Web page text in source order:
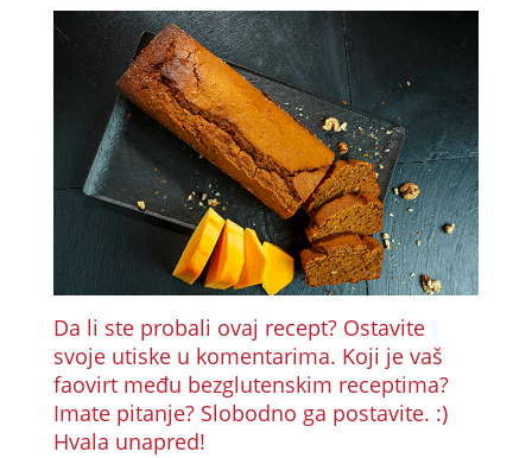
Da li ste probali ovaj recept? Ostavite
svoje utiske u komentarima. Koji je vaš
faovirt među bezglutenskim receptima?
Imate pitanje? Slobodno ga postavite. :)
Hvala unapred!